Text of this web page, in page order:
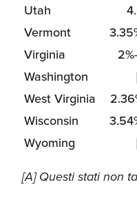
Utah
Vermont
Virginia
Washington
West Virginia
Wisconsin
Wyoming
[A] Questi stati non